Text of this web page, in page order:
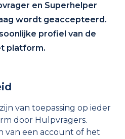
en Superhelper
wordt geaccepteerd.
profiel van de
platform.
van toepassing op ieder
door Hulpvragers.
van een account of het